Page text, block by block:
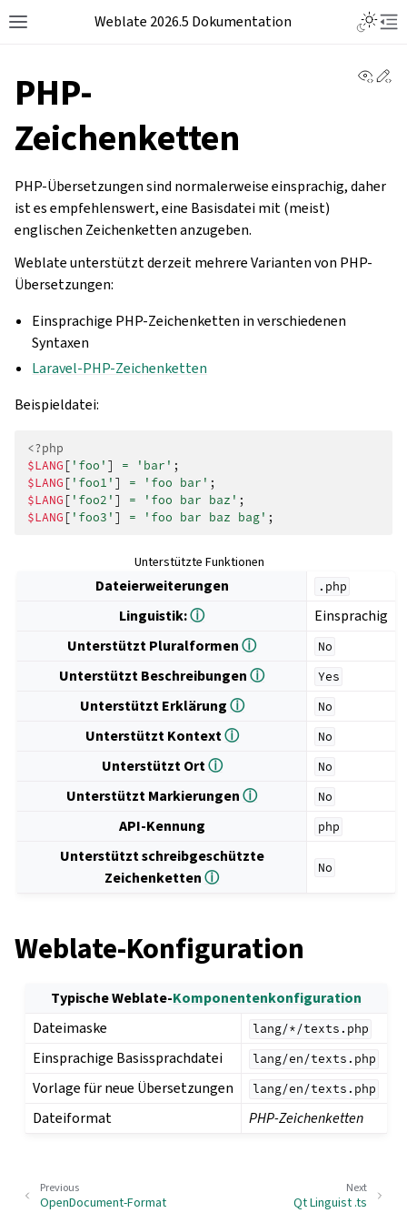
Weblate 2026.5 Dokumentation
PHP-
Zeichenketten
PHP-Übersetzungen sind normalerweise einsprachig, daher
ist es empfehlenswert, eine Basisdatei mit (meist)
englischen Zeichenketten anzugeben.
Weblate unterstützt derzeit mehrere Varianten von PHP-
Übersetzungen:
Einsprachige PHP-Zeichenketten in verschiedenen
Syntaxen
Laravel-PHP-Zeichenketten
Beispieldatei:
<?php
$LANG [ 'foo' ] = 'bar' ;
$LANG [ 'foo1' ] = 'foo bar' ;
$LANG [ 'foo2' ] = 'foo bar baz' ;
$LANG [ 'foo3' ] = 'foo bar baz bag' ;
Unterstützte Funktionen
Dateierweiterungen .php
Linguistik:ⓘ
Einsprachig
Unterstützt Pluralformenⓘ No
Unterstützt Beschreibungenⓘ Yes
Unterstützt Erklärungⓘ No
Unterstützt Kontextⓘ No
Unterstützt Ortⓘ No
Unterstützt Markierungenⓘ No
API-Kennung php
Unterstützt schreibgeschützte
Zeichenkettenⓘ
No
Weblate-Konfiguration
Typische Weblate-Komponentenkonfiguration
Dateimaske
lang/*/texts.php
Einsprachige Basissprachdatei lang/en/texts.php
Vorlage für neue Übersetzungen lang/en/texts.php
Dateiformat PHP-Zeichenketten
Next
Qt Linguist .ts
Previous
OpenDocument-Format